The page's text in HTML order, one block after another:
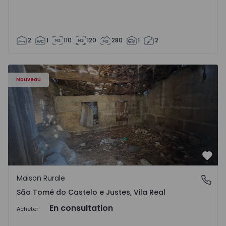
2 1 110 120 280 1 2
Nouveau
Maison Vila Real, São Tomé do Castelo e Justes -
São Tomé do Castelo e Justes, Vila Real
Maison Rurale
São Tomé do Castelo e Justes, Vila Real
Acheter En consultation